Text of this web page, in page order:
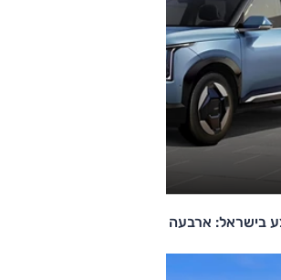
בישראל: ארבעה דגמים חדשים בדרך